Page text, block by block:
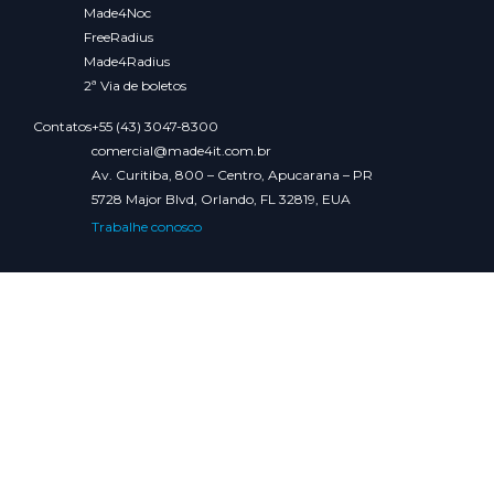
Made4Noc
FreeRadius
Made4Radius
2ª Via de boletos
Contatos+55 (43) 3047-8300
comercial@made4it.com.br
Av. Curitiba, 800 – Centro, Apucarana – PR
5728 Major Blvd, Orlando, FL 32819, EUA
Trabalhe conosco